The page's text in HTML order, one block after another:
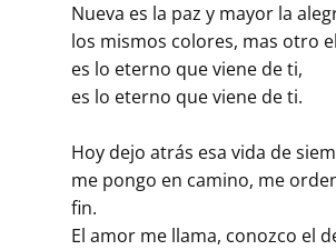
Nueva es la paz y mayor la
los mismos colores, mas otro
es lo eterno que viene de ti,
es lo eterno que viene de ti.
Hoy dejo atrás esa vida de
me pongo en camino, me
fin.
El amor me llama, conozco el